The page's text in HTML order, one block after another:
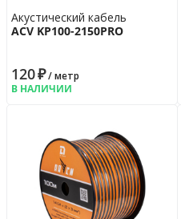
Акустический кабель
ACV KP100-2150PRO
120₽/ метр
В НАЛИЧИИ